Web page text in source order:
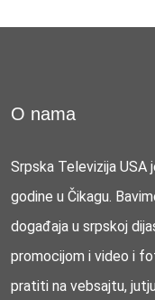
O nama
Srpska Televizija USA
godine u Čikagu.
događaja u srpskoj
promocijom i video i
pratiti na vebsajtu,